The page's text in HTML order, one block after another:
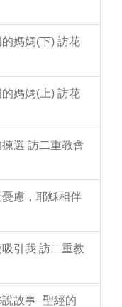
媽媽(下) 訪花
媽媽(上) 訪花
選 訪二重教會
慮，耶穌相伴
引我 訪二重教
故事–聖經的